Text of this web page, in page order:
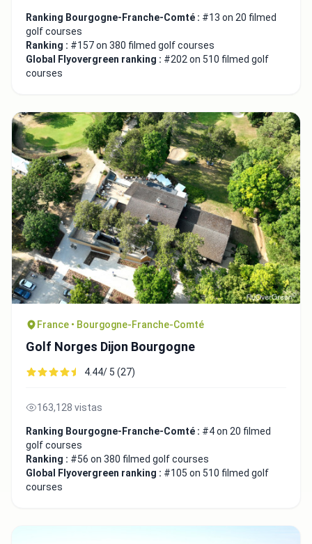
Ranking Bourgogne-Franche-Comté : #13 on 20 filmed
golf courses
Ranking : #157 on 380 filmed golf courses
Global Flyovergreen ranking : #202 on 510 filmed golf
courses
France • Bourgogne-Franche-Comté
Golf Norges Dijon Bourgogne
4.44/ 5 (27)
163,128 vistas
Ranking Bourgogne-Franche-Comté : #4 on 20 filmed
golf courses
Ranking : #56 on 380 filmed golf courses
Global Flyovergreen ranking : #105 on 510 filmed golf
courses